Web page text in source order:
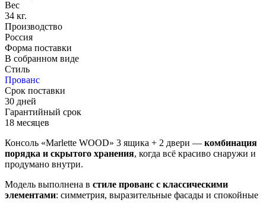
Вес
34 кг.
Производство
Россия
Форма поставки
В собранном виде
Стиль
Прованс
Срок поставки
30 дней
Гарантийный срок
18 месяцев
Консоль «Marlette WOOD» 3 ящика + 2 двери — комбинация
порядка и скрытого хранения, когда всё красиво снаружи и
продумано внутри.
Модель выполнена в стиле прованс с классическими
элементами: симметрия, выразительные фасады и спокойные